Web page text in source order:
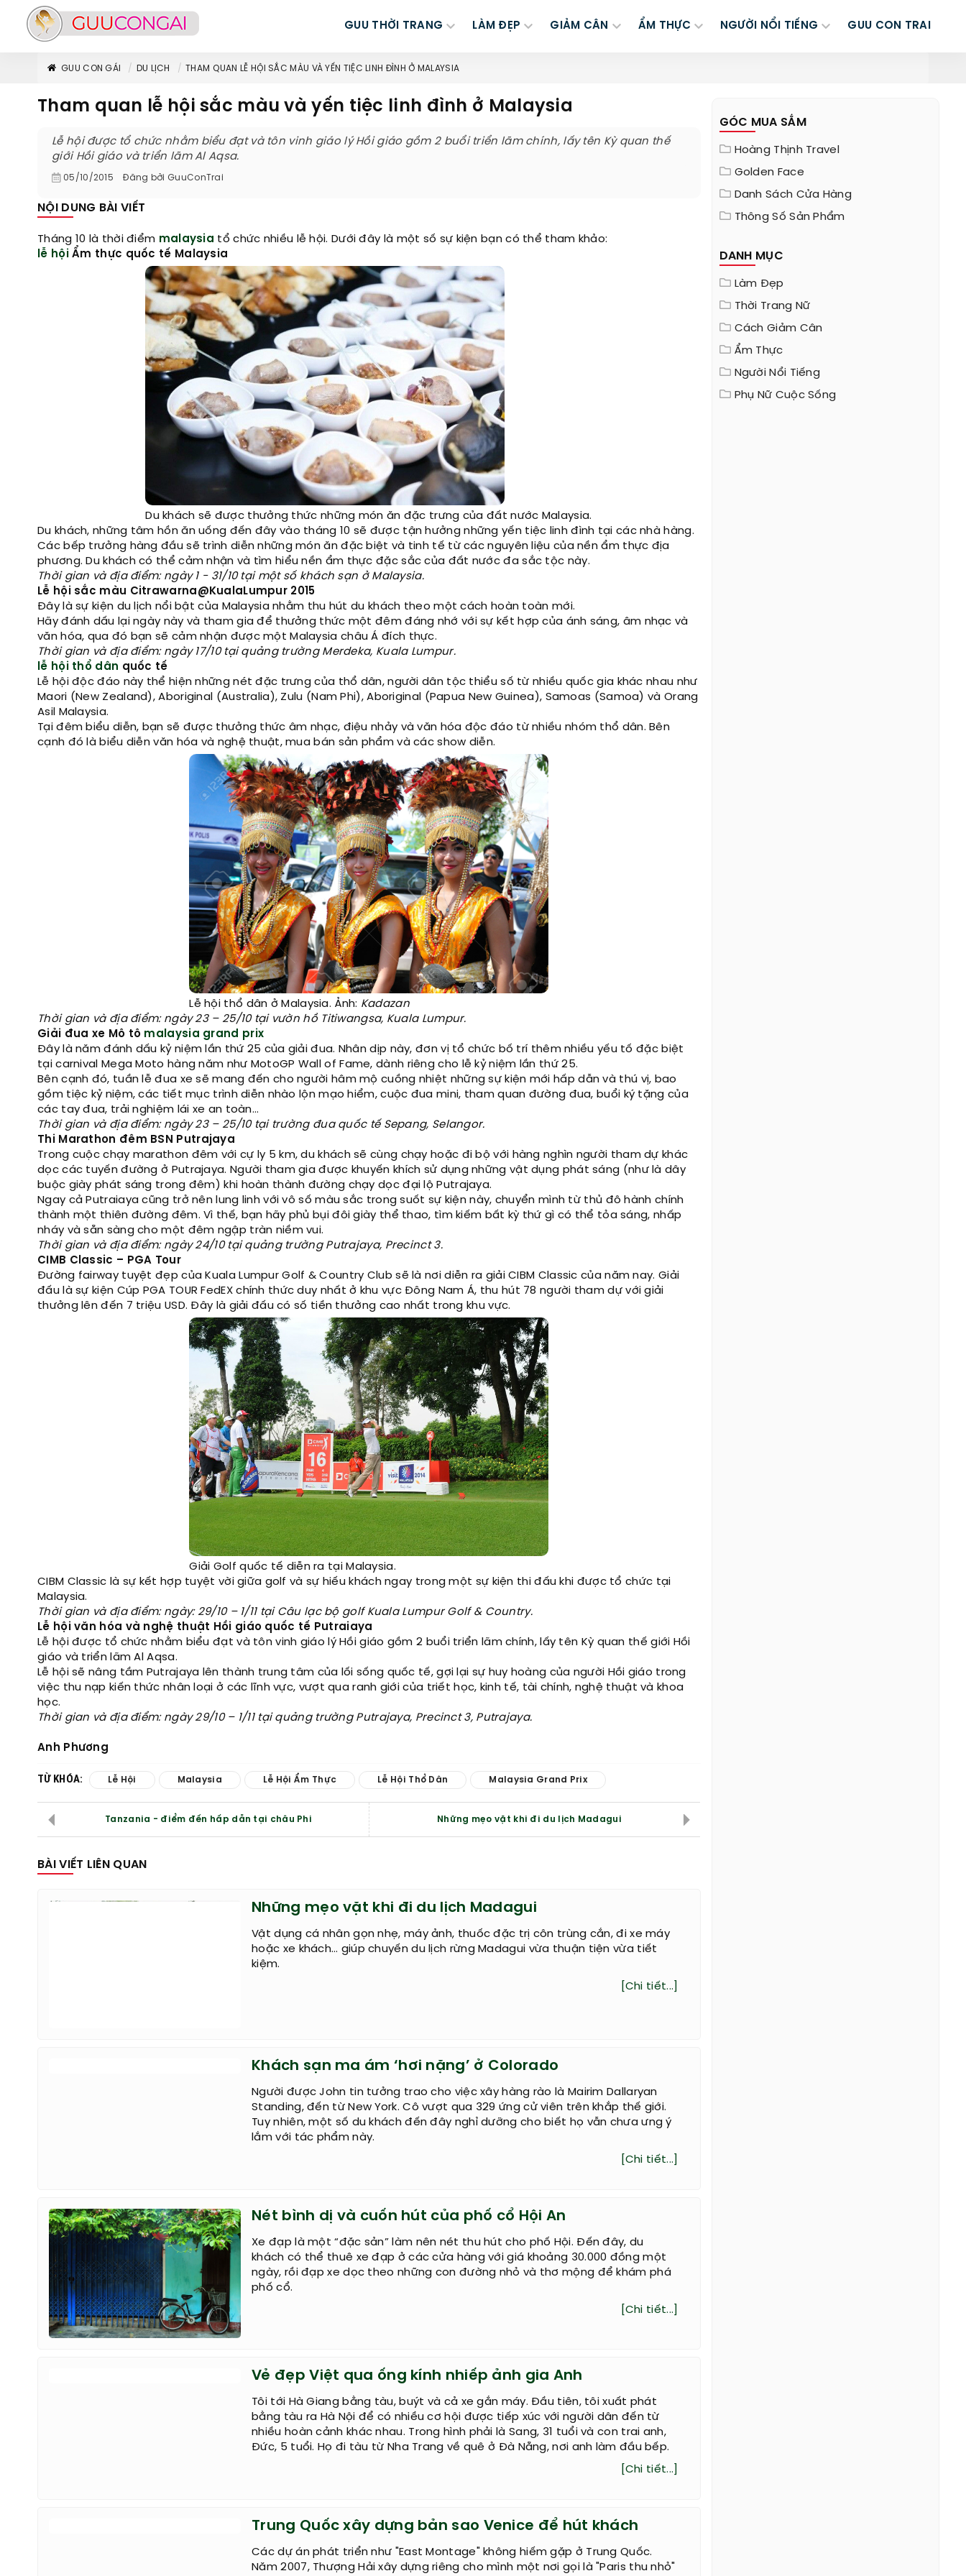
GUU THỜI TRANG LÀM ĐẸP GIẢM CÂN ẨM THỰC NGƯỜI NỔI TIẾNG GUU CON TRAI
GUU CON GÁI DU LỊCH THAM QUAN LỄ HỘI SẮC MÀU VÀ YẾN TIỆC LINH ĐÌNH Ở MALAYSIA
Tham quan lễ hội sắc màu và yến tiệc linh đình ở Malaysia
Lễ hội được tổ chức nhằm biểu đạt và tôn vinh giáo lý Hồi giáo gồm 2 buổi triển lãm chính, lấy tên Kỳ quan thế
giới Hồi giáo và triển lãm Al Aqsa.
05/10/2015 Đăng bởi GuuConTrai
NỘI DUNG BÀI VIẾT
Tháng 10 là thời điểm malaysia tổ chức nhiều lễ hội. Dưới đây là một số sự kiện bạn có thể tham khảo:
lễ hộiẨm thực quốc tế Malaysia
Du khách sẽ được thưởng thức những món ăn đặc trưng của đất nước Malaysia.
Du khách, những tâm hồn ăn uống đến đây vào tháng 10 sẽ được tận hưởng những yến tiệc linh đình tại các nhà hàng.
Các bếp trưởng hàng đầu sẽ trình diễn những món ăn đặc biệt và tinh tế từ các nguyên liệu của nền ẩm thực địa
phương. Du khách có thể cảm nhận và tìm hiểu nền ẩm thực đặc sắc của đất nước đa sắc tộc này.
Thời gian và địa điểm: ngày 1 - 31/10 tại một số khách sạn ở Malaysia.
Lễ hội sắc màu Citrawarna@KualaLumpur 2015
Đây là sự kiện du lịch nổi bật của Malaysia nhằm thu hút du khách theo một cách hoàn toàn mới.
Hãy đánh dấu lại ngày này và tham gia để thưởng thức một đêm đáng nhớ với sự kết hợp của ánh sáng, âm nhạc và
văn hóa, qua đó bạn sẽ cảm nhận được một Malaysia châu Á đích thực.
Thời gian và địa điểm: ngày 17/10 tại quảng trường Merdeka, Kuala Lumpur.
lễ hội thổ dân quốc tế
Lễ hội độc đáo này thể hiện những nét đặc trưng của thổ dân, người dân tộc thiểu số từ nhiều quốc gia khác nhau như
Maori (New Zealand), Aboriginal (Australia), Zulu (Nam Phi), Aboriginal (Papua New Guinea), Samoas (Samoa) và Orang
Asil Malaysia.
Tại đêm biểu diễn, bạn sẽ được thưởng thức âm nhạc, điệu nhảy và văn hóa độc đáo từ nhiều nhóm thổ dân. Bên
cạnh đó là biểu diễn văn hóa và nghệ thuật, mua bán sản phẩm và các show diễn.
Lễ hội thổ dân ở Malaysia. Ảnh: Kadazan
Thời gian và địa điểm: ngày 23 – 25/10 tại vườn hồ Titiwangsa, Kuala Lumpur.
Giải đua xe Mô tô malaysia grand prix
Đây là năm đánh dấu kỷ niệm lần thứ 25 của giải đua. Nhân dịp này, đơn vị tổ chức bố trí thêm nhiều yếu tố đặc biệt
tại carnival Mega Moto hàng năm như MotoGP Wall of Fame, dành riêng cho lễ kỷ niệm lần thứ 25.
Bên cạnh đó, tuần lễ đua xe sẽ mang đến cho người hâm mộ cuồng nhiệt những sự kiện mới hấp dẫn và thú vị, bao
gồm tiệc kỷ niệm, các tiết mục trình diễn nhào lộn mạo hiểm, cuộc đua mini, tham quan đường đua, buổi ký tặng của
các tay đua, trải nghiệm lái xe an toàn...
Thời gian và địa điểm: ngày 23 – 25/10 tại trường đua quốc tế Sepang, Selangor.
Thi Marathon đêm BSN Putrajaya
Trong cuộc chạy marathon đêm với cự ly 5 km, du khách sẽ cùng chạy hoặc đi bộ với hàng nghìn người tham dự khác
dọc các tuyến đường ở Putrajaya. Người tham gia được khuyến khích sử dụng những vật dụng phát sáng (như là dây
buộc giày phát sáng trong đêm) khi hoàn thành đường chạy dọc đại lộ Putrajaya.
Ngay cả Putraiaya cũng trở nên lung linh với vô số màu sắc trong suốt sự kiện này, chuyển mình từ thủ đô hành chính
thành một thiên đường đêm. Vì thế, bạn hãy phủ bụi đôi giày thể thao, tìm kiếm bất kỳ thứ gì có thể tỏa sáng, nhấp
nháy và sẵn sàng cho một đêm ngập tràn niềm vui.
Thời gian và địa điểm: ngày 24/10 tại quảng trường Putrajaya, Precinct 3.
CIMB Classic – PGA Tour
Đường fairway tuyệt đẹp của Kuala Lumpur Golf & Country Club sẽ là nơi diễn ra giải CIBM Classic của năm nay. Giải
đấu là sự kiện Cúp PGA TOUR FedEX chính thức duy nhất ở khu vực Đông Nam Á, thu hút 78 người tham dự với giải
thưởng lên đến 7 triệu USD. Đây là giải đấu có số tiền thưởng cao nhất trong khu vực.
Giải Golf quốc tế diễn ra tại Malaysia.
CIBM Classic là sự kết hợp tuyệt vời giữa golf và sự hiếu khách ngay trong một sự kiện thi đấu khi được tổ chức tại
Malaysia.
Thời gian và địa điểm: ngày: 29/10 – 1/11 tại Câu lạc bộ golf Kuala Lumpur Golf & Country.
Lễ hội văn hóa và nghệ thuật Hồi giáo quốc tế Putraiaya
Lễ hội được tổ chức nhằm biểu đạt và tôn vinh giáo lý Hồi giáo gồm 2 buổi triển lãm chính, lấy tên Kỳ quan thế giới Hồi
giáo và triển lãm Al Aqsa.
Lễ hội sẽ nâng tầm Putrajaya lên thành trung tâm của lối sống quốc tế, gợi lại sự huy hoàng của người Hồi giáo trong
việc thu nạp kiến thức nhân loại ở các lĩnh vực, vượt qua ranh giới của triết học, kinh tế, tài chính, nghệ thuật và khoa
học.
Thời gian và địa điểm: ngày 29/10 – 1/11 tại quảng trường Putrajaya, Precinct 3, Putrajaya.
Anh Phương
TỪ KHÓA: Lễ Hội Malaysia Lễ Hội Ẩm Thực Lễ Hội Thổ Dân Malaysia Grand Prix
Tanzania - điểm đến hấp dẫn tại châu Phi Những mẹo vặt khi đi du lịch Madagui
BÀI VIẾT LIÊN QUAN
Những mẹo vặt khi đi du lịch Madagui
Vật dụng cá nhân gọn nhẹ, máy ảnh, thuốc đặc trị côn trùng cắn, đi xe máy
hoặc xe khách… giúp chuyến du lịch rừng Madagui vừa thuận tiện vừa tiết
kiệm.
[Chi tiết...]
Khách sạn ma ám ‘hơi nặng’ ở Colorado
Người được John tin tưởng trao cho việc xây hàng rào là Mairim Dallaryan
Standing, đến từ New York. Cô vượt qua 329 ứng cử viên trên khắp thế giới.
Tuy nhiên, một số du khách đến đây nghỉ dưỡng cho biết họ vẫn chưa ưng ý
lắm với tác phẩm này.
[Chi tiết...]
Nét bình dị và cuốn hút của phố cổ Hội An
Xe đạp là một “đặc sản” làm nên nét thu hút cho phố Hội. Đến đây, du
khách có thể thuê xe đạp ở các cửa hàng với giá khoảng 30.000 đồng một
ngày, rồi đạp xe dọc theo những con đường nhỏ và thơ mộng để khám phá
phố cổ.
[Chi tiết...]
Vẻ đẹp Việt qua ống kính nhiếp ảnh gia Anh
Tôi tới Hà Giang bằng tàu, buýt và cả xe gắn máy. Đầu tiên, tôi xuất phát
bằng tàu ra Hà Nội để có nhiều cơ hội được tiếp xúc với người dân đến từ
nhiều hoàn cảnh khác nhau. Trong hình phải là Sang, 31 tuổi và con trai anh,
Đức, 5 tuổi. Họ đi tàu từ Nha Trang về quê ở Đà Nẵng, nơi anh làm đầu bếp.
[Chi tiết...]
Trung Quốc xây dựng bản sao Venice để hút khách
Các dự án phát triển như "East Montage" không hiếm gặp ở Trung Quốc.
Năm 2007, Thượng Hải xây dựng riêng cho mình một nơi gọi là "Paris thu nhỏ"
GÓC MUA SẮM
Hoàng Thịnh Travel
Golden Face
Danh Sách Cửa Hàng
Thông Số Sản Phẩm
DANH MỤC
Làm Đẹp
Thời Trang Nữ
Cách Giảm Cân
Ẩm Thực
Người Nổi Tiếng
Phụ Nữ Cuộc Sống